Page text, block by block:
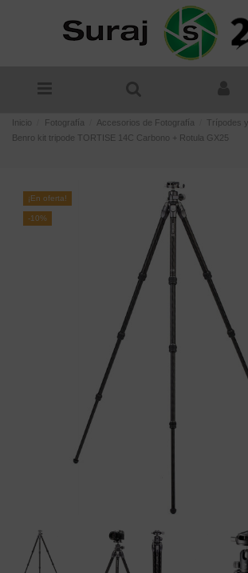
Inicio Fotografía Accesorios de Fotografía
Trípodes
Benro kit tripode TORTISE 14C Carbono + Rotula GX25
¡En oferta!
-10%